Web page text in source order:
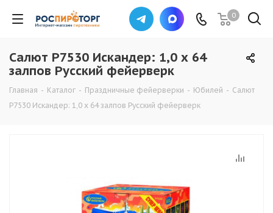
0
Салют Р7530 Искандер: 1,0 х 64
залпов Русский фейерверк
Главная - Каталог - Праздничные фейерверки - Юбилей - Салют
Р7530 Искандер: 1,0 х 64 залпов Русский фейерверк